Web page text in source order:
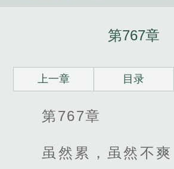
第767章
上一章 目录
第767章
虽然累，虽然不